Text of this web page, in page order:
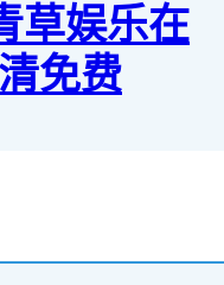
草娱乐在
免费